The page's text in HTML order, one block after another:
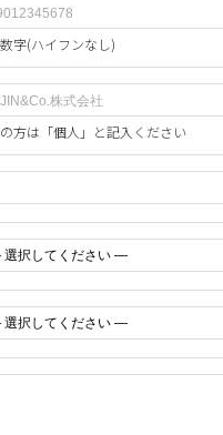
字(ハイフンなし)
方は「個人」と記入ください